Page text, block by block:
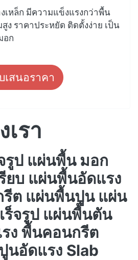
เหล็ก มีความแข็งแรงกว่าพื้น
ราคาประหยัด ติดตั้งง่าย เป็น
อก
สนอราคา
รา
รูป แผ่นพื้น มอก
ยบ แผ่นพื้นอัดแรง
ต แผ่นพื้นปูน แผ่น
ร็จรูป แผ่นพื้นตัน
ง พื้นคอนกรีต
นอัดแรง Slab